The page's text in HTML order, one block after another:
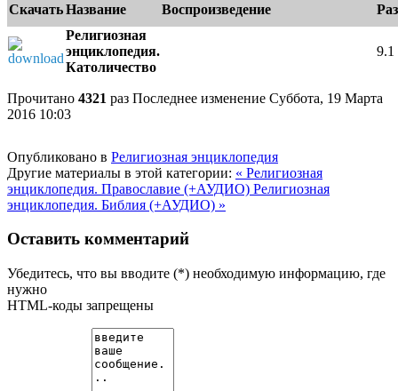
СкачатьНазвание Воспроизведение
Религиозная
энциклопедия.
Католичество
Прочитано 4321 раз Последнее изменение Суббота, 19 Марта
2016 10:03
Опубликовано в Религиозная энциклопедия
Другие материалы в этой категории: « Религиозная
энциклопедия. Православие (+АУДИО) Религиозная
энциклопедия. Библия (+АУДИО) »
Оставить комментарий
Убедитесь, что вы вводите (*) необходимую информацию, где
нужно
HTML-коды запрещены